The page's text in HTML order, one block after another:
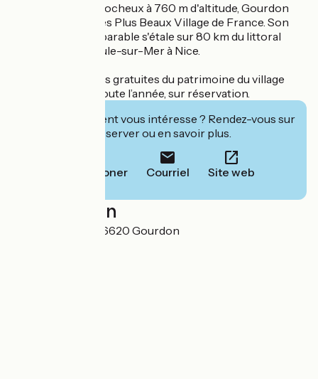
Bâti sur un socle rocheux à 760 m d'altitude, Gourdon
est classé parmi les Plus Beaux Village de France. Son
panorama incomparable s'étale sur 80 km du littoral
azuréen, de Théoule-sur-Mer à Nice.
Des visites guidées gratuites du patrimoine du village
sont proposées toute l’année, sur réservation.
Cet établissement vous intéresse ? Rendez-vous sur
leur site pour réserver ou en savoir plus.
Téléphoner Courriel Site web
Localisation
1 Place Victoria 06620 Gourdon